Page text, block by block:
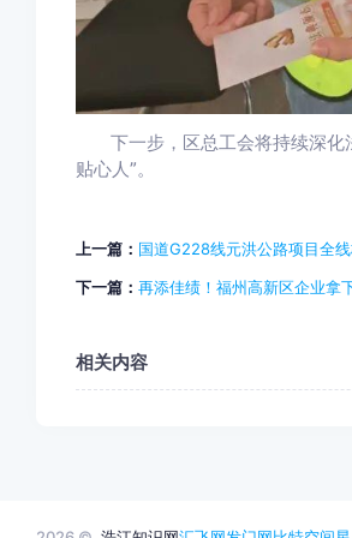
下一步，区总工会将持续深
贴心人”。
上一篇： 国道G228线元洪公路项目全
下一篇： 再添佳绩！福州高新区企业拿
相关内容